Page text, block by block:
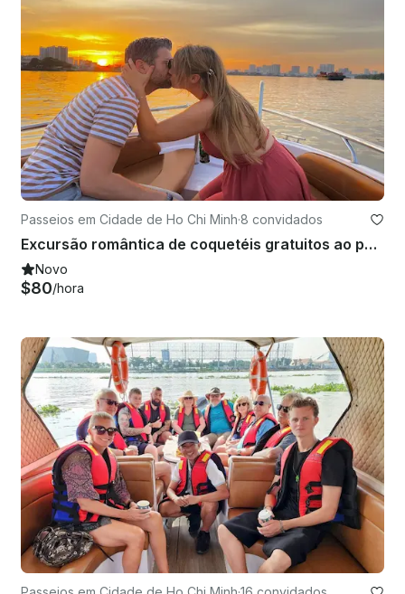
Passeios em Cidade de Ho Chi Minh·8 convidados
Excursão romântica de coquetéis gratuitos ao pôr do sol em lancha de luxo, HCMC
Novo
$80/hora